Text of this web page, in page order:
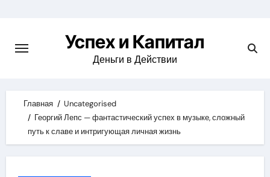
content
Успех и Капитал
Деньги в Действии
Главная
Uncategorised
Георгий Лепс — фантастический успех в музыке, сложный
путь к славе и интригующая личная жизнь